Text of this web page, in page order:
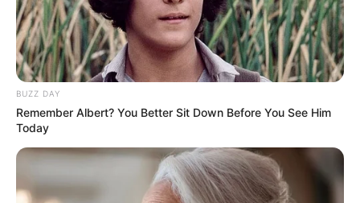
18.079.935/0001-70
BUZZ DAY
Remember Albert? You Better Sit Down Before You See Him
Today